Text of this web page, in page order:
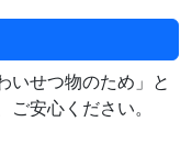
いせつ物のため」と
ご安心ください。